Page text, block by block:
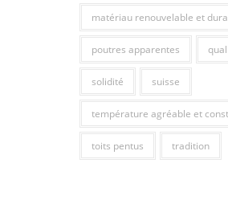
matériau renouvelable et
poutres apparentes
solidité suisse
température agréable et
toits pentus tradition